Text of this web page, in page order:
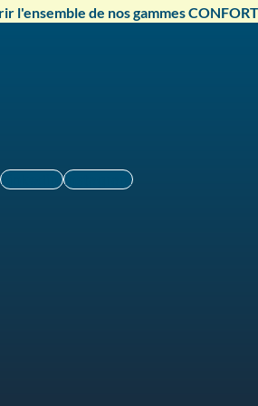
l'ensemble de nos gammes CONFORT
Linkedin
Instagram